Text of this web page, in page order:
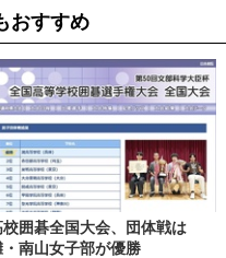
おすすめ
校囲碁全国大会、団体戦は
・南山女子部が優勝